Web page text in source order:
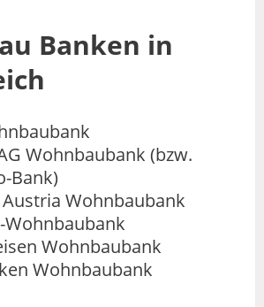
Banken in
Wohnbaubank (bzw.
Bank)
Austria Wohnbaubank
Wohnbaubank
Wohnbaubank
Wohnbaubank